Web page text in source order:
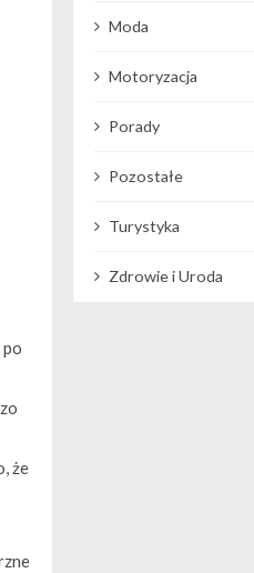
że
Moda
Motoryzacja
Porady
Pozostałe
Turystyka
Zdrowie i Uroda